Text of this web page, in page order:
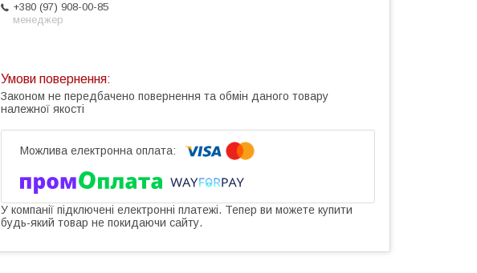
+380 (97) 908-00-85
менеджер
Законом не передбачено повернення та обмін даного товару
належної якості
У компанії підключені електронні платежі. Тепер ви можете купити
будь-який товар не покидаючи сайту.